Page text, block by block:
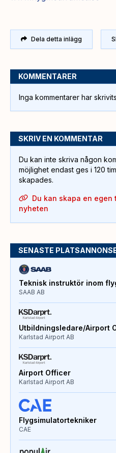
Dela detta inlägg
KOMMENTARER
Inga kommentarer har
SKRIV EN KOMMENTAR
Du kan inte skriva någon
möjlighet endast ges i 120
skapades.
Du kan skapa en egen
nyheten
SENASTE
Teknisk instruktör inom
SAAB AB
Utbildningsledare/Airport
Karlstad Airport AB
Airport Officer
Karlstad Airport AB
Flygsimulatortekniker
CAE